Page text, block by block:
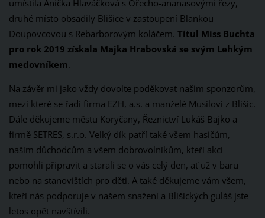
umístila Anička Hlaváčková s Ořecho-ananasovými řezy,
druhé místo obsadily Blišice v zastoupení Blankou
Doupovcovou s Rebarborovým koláčem. Titul Miss Buchta
pro rok 2019 získala Majka Hrabovská se svým Lehkým
medovníkem.
Na závěr mi jako vždy dovolte poděkovat našim sponzorům,
mezi které se řadí firma EZH, a.s. a manželé Musilovi z Blišic.
Dále děkujeme městu Koryčany, Řeznictví Lukáš Bajko a
firmě SETRES, s.r.o. Velký dík patří také všem hasičům,
našim důchodcům a všem dobrovolníkům, kteří akci
pomohli připravit a starali se o vás celý den, ať už v baru
nebo na stanovištích pro děti. A také děkujeme vám všem,
kteří nás podporuje v našem snažení a Blišických guláš jste
letos opět navštívili.